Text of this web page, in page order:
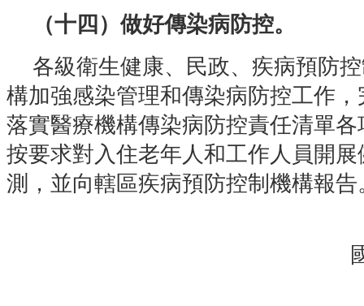
（十四）做好傳染病防控。
各級衛生健康、民政、疾病預防
構加強感染管理和傳染病防控工作
落實醫療機構傳染病防控責任清單
按要求對入住老年人和工作人員開
測，並向轄區疾病預防控制機構報告